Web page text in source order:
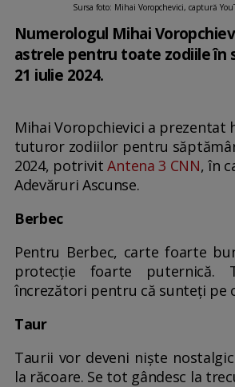
Sursa foto: Mihai Voropchevici, captură
Numerologul Mihai
astrele pentru toate zodiile în
21 iulie 2024.
Mihai Voropchievici a prezentat
tuturor zodiilor pentru
2024, potrivitAntena 3 CNN, în
Adevăruri Ascunse.
Berbec
Pentru Berbec, carte foarte
protecţie foarte puternică.
încrezători pentru că sunteţi pe
Taur
Taurii vor deveni nişte
la răcoare. Se tot gândesc la